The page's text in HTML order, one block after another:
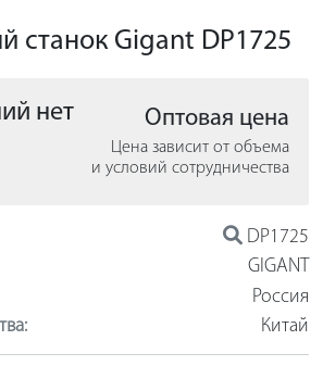
станок Gigant DP1725
нет Оптовая цена
Цена зависит от объема
и условий сотрудничества
DP1725
GIGANT
Россия
Китай